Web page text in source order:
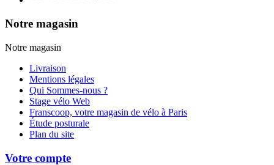
Notre magasin
Notre magasin
Livraison
Mentions légales
Qui Sommes-nous ?
Stage vélo Web
Franscoop, votre magasin de vélo à Paris
Étude posturale
Plan du site
Votre compte